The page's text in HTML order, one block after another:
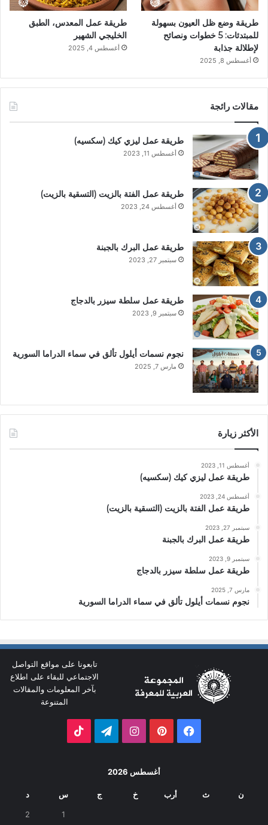
طريقة وضع ظل العيون بسهولة
للمبتدئات: 5 خطوات ونصائح
لإطلالة جذابة
أغسطس 8, 2025
طريقة عمل المعدس، الطبق
الخليجي الشهير
أغسطس 4, 2025
مقالات رائجة
طريقة عمل ليزي كيك (سكسيه)
أغسطس 11, 2023
طريقة عمل الفتة بالزيت (التسقية بالزيت)
أغسطس 24, 2023
طريقة عمل البرك بالجبنة
سبتمبر 27, 2023
طريقة عمل سلطة سيزر بالدجاج
سبتمبر 9, 2023
نجوم نسمات أيلول تألق في سماء الدراما السورية
مارس 7, 2025
الأكثر زيارة
أغسطس 11, 2023
طريقة عمل ليزي كيك (سكسيه)
أغسطس 24, 2023
طريقة عمل الفتة بالزيت (التسقية بالزيت)
سبتمبر 27, 2023
طريقة عمل البرك بالجبنة
سبتمبر 9, 2023
طريقة عمل سلطة سيزر بالدجاج
مارس 7, 2025
نجوم نسمات أيلول تألق في سماء الدراما السورية
تابعونا على مواقع التواصل
الاجتماعي للبقاء على اطلاع
بآخر المعلومات والمقالات
المتنوعة
فيسبوك بينتيريستانستقرامتيلقرام
أغسطس 2026
ن ث أرب خ ج س د
1
2